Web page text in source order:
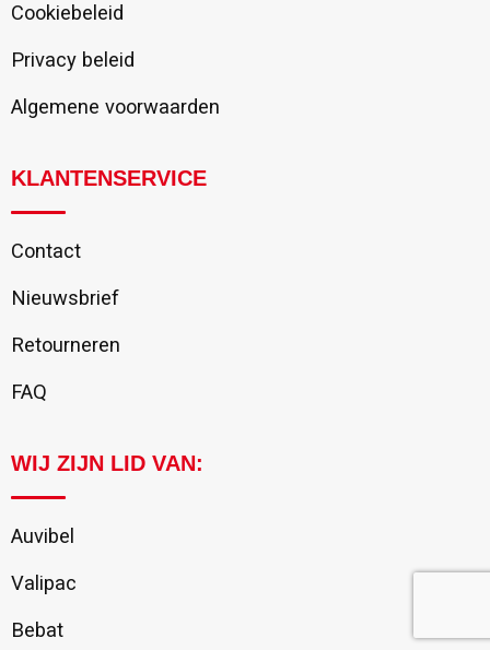
Cookiebeleid
Privacy beleid
Algemene voorwaarden
KLANTENSERVICE
Contact
Nieuwsbrief
Retourneren
FAQ
WIJ ZIJN LID VAN:
Auvibel
Valipac
Bebat